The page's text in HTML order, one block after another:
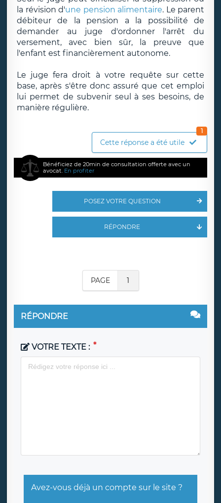
la révision d'une pension alimentaire. Le parent
débiteur de la pension a la possibilité de
demander au juge d'ordonner l'arrêt du
versement, avec bien sûr, la preuve que
l'enfant est financièrement autonome.
Le juge fera droit à votre requête sur cette
base, après s'être donc assuré que cet emploi
lui permet de subvenir seul à ses besoins, de
manière régulière.
Cette réponse a été utile
1
Bénéficiez de 20min de consultation offerte avec un
avocat. En profiter
POSEZ VOTRE QUESTION
RÉPONDRE
PAGE 1
RÉPONDRE
VOTRE TEXTE :
Avez-vous déjà un compte sur le site ?